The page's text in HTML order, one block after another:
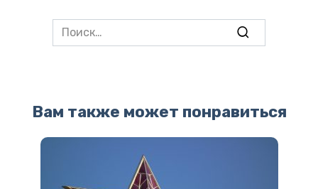
Search
for:
Вам также может понравиться